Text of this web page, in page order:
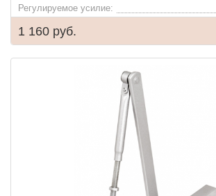
Регулируемое усилие:
1 160 руб.